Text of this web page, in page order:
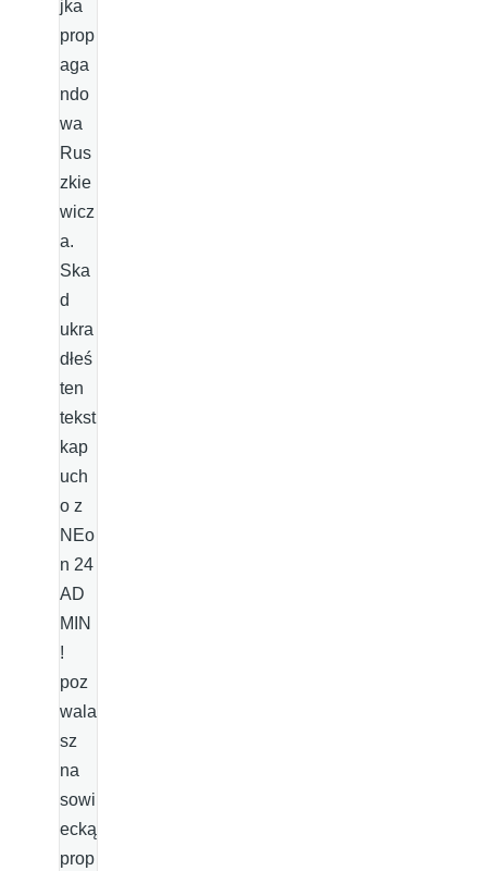
jka
prop
aga
ndo
wa
Rus
zkie
wicz
a.
Ska
d
ukra
dłeś
ten
tekst
kap
uch
o z
NEo
n 24
AD
MIN
!
poz
wala
sz
na
sowi
ecką
prop